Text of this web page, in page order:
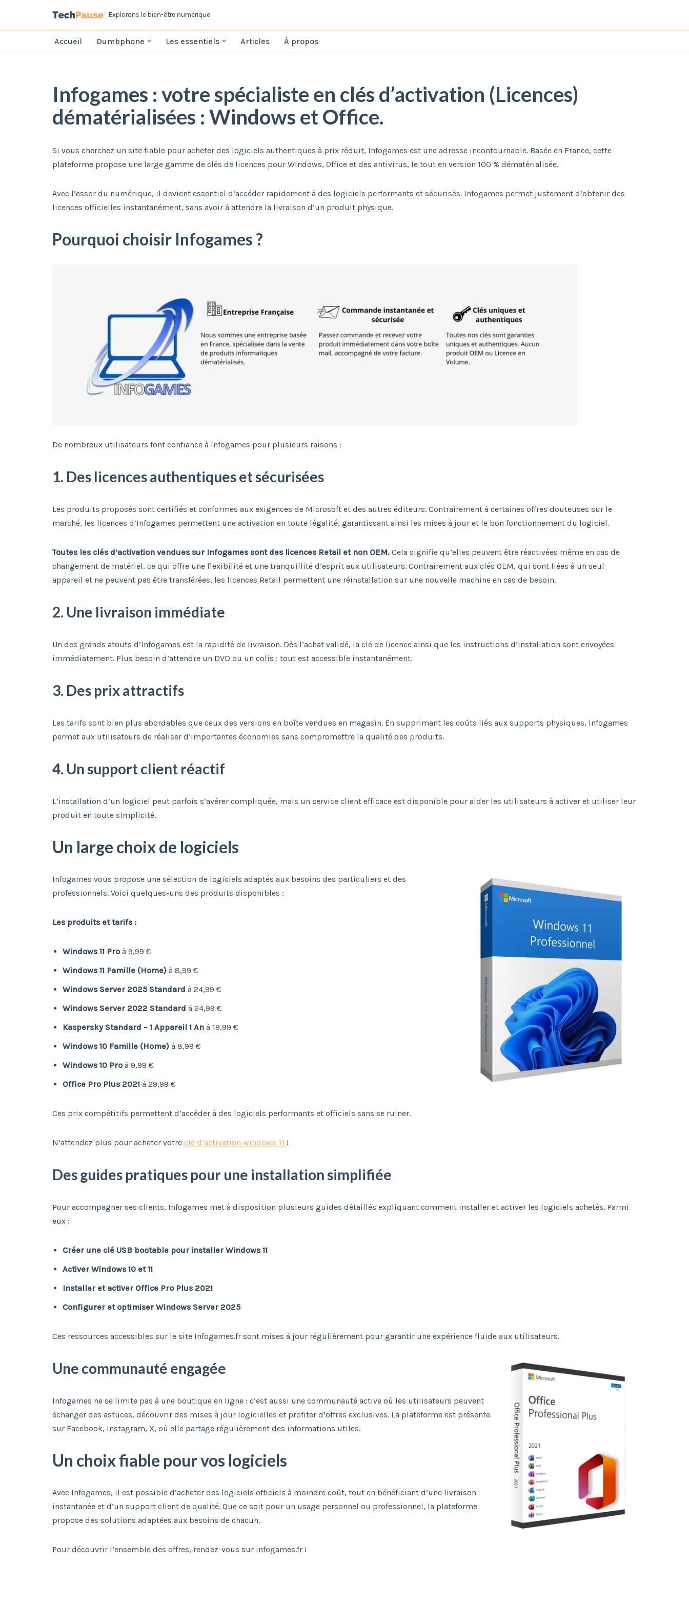
Aller
Explorons le bien-être numérique
Accueil‎ Dumbphone Les essentiels Articles‎ À propos‎
Infogames : votre spécialiste en clés d’activation (Licences)
dématérialisées : Windows et Office.
Si vous cherchez un site fiable pour acheter des logiciels authentiques à prix réduit, Infogames est une adresse incontournable. Basée en France, cette
plateforme propose une large gamme de clés de licences pour Windows, Office et des antivirus, le tout en version 100 % dématérialisée.
Avec l’essor du numérique, il devient essentiel d’accéder rapidement à des logiciels performants et sécurisés. Infogames permet justement d’obtenir des
licences officielles instantanément, sans avoir à attendre la livraison d’un produit physique.
Pourquoi choisir Infogames ?
De nombreux utilisateurs font confiance à Infogames pour plusieurs raisons :
1. Des licences authentiques et sécurisées
Les produits proposés sont certifiés et conformes aux exigences de Microsoft et des autres éditeurs. Contrairement à certaines offres douteuses sur le
marché, les licences d’Infogames permettent une activation en toute légalité, garantissant ainsi les mises à jour et le bon fonctionnement du logiciel.
Toutes les clés d’activation vendues sur Infogames sont des licences Retail et non OEM. Cela signifie qu’elles peuvent être réactivées même en cas de
changement de matériel, ce qui offre une flexibilité et une tranquillité d’esprit aux utilisateurs. Contrairement aux clés OEM, qui sont liées à un seul
appareil et ne peuvent pas être transférées, les licences Retail permettent une réinstallation sur une nouvelle machine en cas de besoin.
2. Une livraison immédiate
Un des grands atouts d’Infogames est la rapidité de livraison. Dès l’achat validé, la clé de licence ainsi que les instructions d’installation sont envoyées
immédiatement. Plus besoin d’attendre un DVD ou un colis : tout est accessible instantanément.
3. Des prix attractifs
Les tarifs sont bien plus abordables que ceux des versions en boîte vendues en magasin. En supprimant les coûts liés aux supports physiques, Infogames
permet aux utilisateurs de réaliser d’importantes économies sans compromettre la qualité des produits.
4. Un support client réactif
L’installation d’un logiciel peut parfois s’avérer compliquée, mais un service client efficace est disponible pour aider les utilisateurs à activer et utiliser leur
produit en toute simplicité.
Un large choix de logiciels
Infogames vous propose une sélection de logiciels adaptés aux besoins des particuliers et des
professionnels. Voici quelques-uns des produits disponibles :
Les produits et tarifs :
Windows 11 Proà 9,99 €
Windows 11 Famille (Home) à 8,99 €
Windows Server 2025 Standard à 24,99 €
Windows Server 2022 Standard à 24,99 €
Kaspersky Standard – 1 Appareil 1 An à 19,99 €
Windows 10 Famille (Home) à 8,99 €
Windows 10 Proà 9,99 €
Office Pro Plus 2021 à 29,99 €
Ces prix compétitifs permettent d’accéder à des logiciels performants et officiels sans se ruiner.
N’attendez plus pour acheter votre clé d’activation windows 11 !
Des guides pratiques pour une installation simplifiée
Pour accompagner ses clients, Infogames met à disposition plusieurs guides détaillés expliquant comment installer et activer les logiciels achetés. Parmi
eux :
Créer une clé USB bootable pour installer Windows 11
Activer Windows 10 et 11
Installer et activer Office Pro Plus 2021
Configurer et optimiser Windows Server 2025
Ces ressources accessibles sur le site Infogames.fr sont mises à jour régulièrement pour garantir une expérience fluide aux utilisateurs.
Une communauté engagée
Infogames ne se limite pas à une boutique en ligne : c’est aussi une communauté active où les utilisateurs peuvent
échanger des astuces, découvrir des mises à jour logicielles et profiter d’offres exclusives. La plateforme est présente
sur Facebook, Instagram, X, où elle partage régulièrement des informations utiles.
Un choix fiable pour vos logiciels
Avec Infogames, il est possible d’acheter des logiciels officiels à moindre coût, tout en bénéficiant d’une livraison
instantanée et d’un support client de qualité. Que ce soit pour un usage personnel ou professionnel, la plateforme
propose des solutions adaptées aux besoins de chacun.
Pour découvrir l’ensemble des offres, rendez-vous sur infogames.fr !